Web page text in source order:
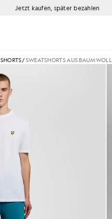
Jetzt kaufen, später bezahlen
SHORTS/SWEATSHORTS AUS